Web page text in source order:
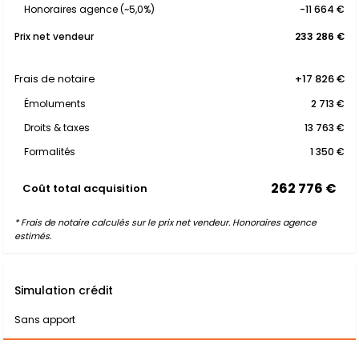
Honoraires agence (~5,0%)
-11 664 €
Prix net vendeur
233 286 €
Frais de notaire +17 826 €
Émoluments
2 713 €
Droits & taxes
13 763 €
Formalités
1 350 €
Coût total acquisition 262 776 €
* Frais de notaire calculés sur le prix net vendeur. Honoraires agence
estimés.
Simulation crédit
Sans apport